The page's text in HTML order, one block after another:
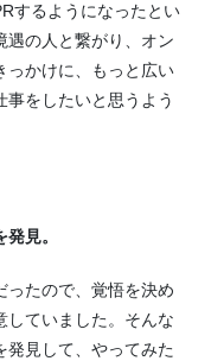
するようになったとい
遇の人と繋がり、オン
っかけに、もっと広い
をしたいと思うよう
見。
ったので、覚悟を決め
していました。そんな
発見して、やってみた